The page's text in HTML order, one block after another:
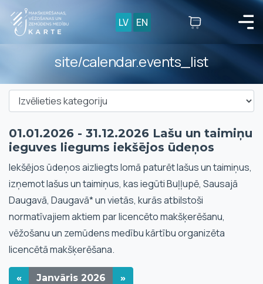
LV EN
site/calendar.events_list
01.01.2026 - 31.12.2026 Lašu un taimiņu
ieguves liegums iekšējos ūdeņos
Iekšējos ūdeņos aizliegts lomā paturēt lašus un taimiņus,
izņemot lašus un taimiņus, kas iegūti Buļļupē, Sausajā
Daugavā, Daugavā* un vietās, kurās atbilstoši
normatīvajiem aktiem par licencēto makšķerēšanu,
vēžošanu un zemūdens medību kārtību organizēta
licencētā makšķerēšana.
« Janvāris 2026 »